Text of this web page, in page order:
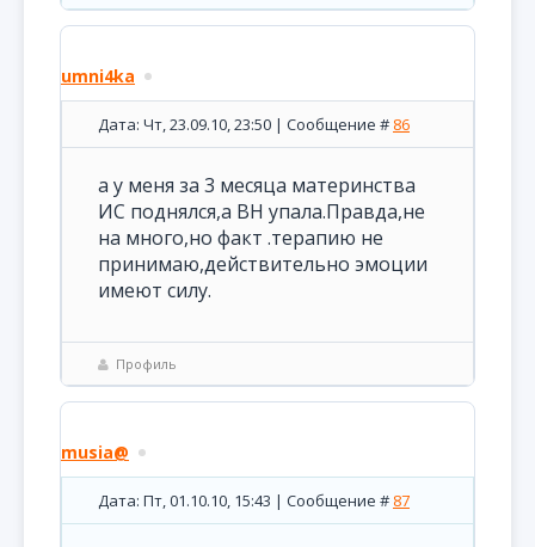
umni4ka
Дата: Чт, 23.09.10, 23:50 | Сообщение # 86
а у меня за 3 месяца материнства
ИС поднялся,а ВН упала.Правда,не
на много,но факт .терапию не
принимаю,действительно эмоции
имеют силу.
Профиль
musia@
Дата: Пт, 01.10.10, 15:43 | Сообщение # 87